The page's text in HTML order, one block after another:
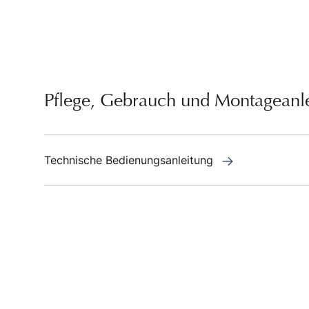
Pflege, Gebrauch und
Technische Bedienungsanleitung